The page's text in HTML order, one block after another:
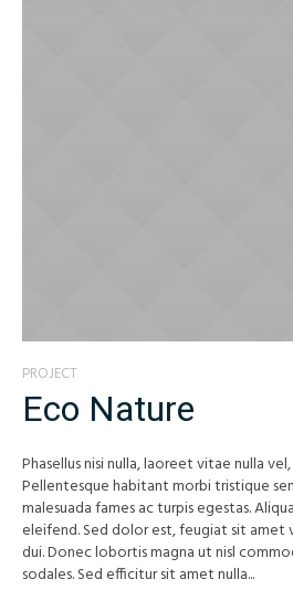
PROJECT
Eco Nature
Phasellus nisi nulla, laoreet vitae nulla
Pellentesque habitant morbi tristique
malesuada fames ac turpis egestas.
eleifend. Sed dolor est, feugiat sit amet
dui. Donec lobortis magna ut nisl
sodales. Sed efficitur sit amet nulla...